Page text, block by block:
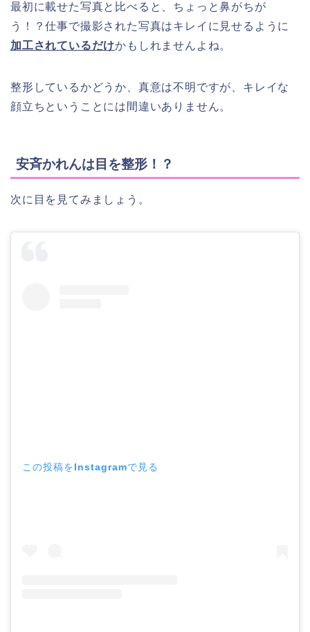
最初に載せた写真と比べると、ちょっと鼻がちが
う！？仕事で撮影された写真はキレイに見せるように
加工されているだけかもしれませんよね。
整形しているかどうか、真意は不明ですが、キレイな
顔立ちということには間違いありません。
安斉かれんは目を整形！？
次に目を見てみましょう。
この投稿をInstagramで見る